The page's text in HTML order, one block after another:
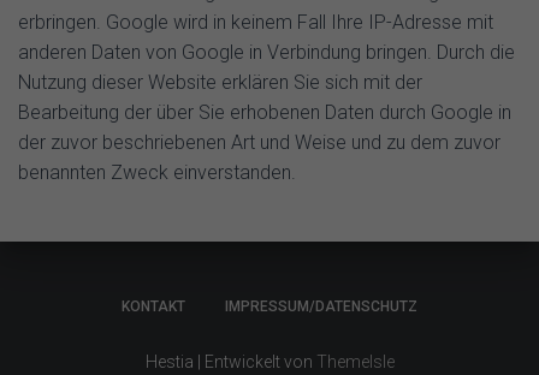
erbringen. Google wird in keinem Fall Ihre IP-Adresse mit
anderen Daten von Google in Verbindung bringen. Durch die
Nutzung dieser Website erklären Sie sich mit der
Bearbeitung der über Sie erhobenen Daten durch Google in
der zuvor beschriebenen Art und Weise und zu dem zuvor
benannten Zweck einverstanden.
KONTAKT IMPRESSUM/DATENSCHUTZ
Hestia | Entwickelt von ThemeIsle